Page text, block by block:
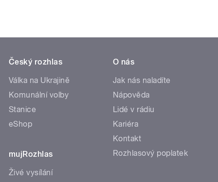
Český rozhlas
Válka na Ukrajině
Komunální volby
Stanice
eShop
mujRozhlas
Živé vysílání
O nás
Jak nás naladíte
Nápověda
Lidé v rádiu
Kariéra
Kontakt
Rozhlasový poplatek